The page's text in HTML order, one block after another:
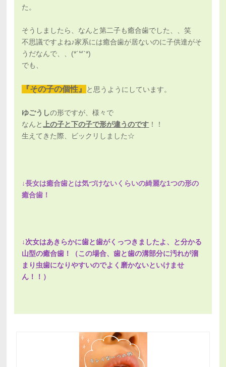
た。
そうしましたら、なんと第二子も癒合歯でした、、笑
不思議ですよね♪家系には癒合歯が居ないのに子供達がそ
うだなんで、、(*´꒳`*)
でも、
『その子の個性』 と思うようにしています。
ゆごうしの形ですが、様々で
なんと
上の子と下の子で形が違うのです ！！
生えてきた際、ビックリしました☆
↓長女は癒合歯とは気づけないくらいの綺麗な1つの形の
癒合歯！
↓次女はあきらかに歯と歯がくっつきましたよ、と分かる
山型の癒合歯！（この場合、歯と歯の溝部分に汚れが溜
まり虫歯になりやすいのでよく磨かないといけませ
ん！！）